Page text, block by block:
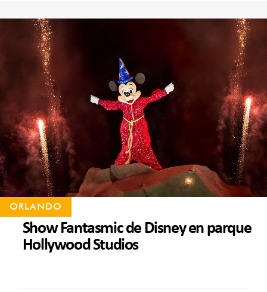
ORLANDO
Show Fantasmic de Disney en parque
Hollywood Studios